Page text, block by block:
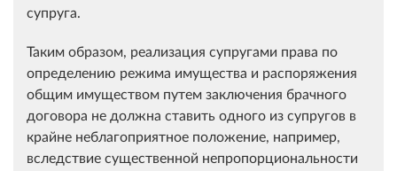
супруга.
Таким образом, реализация супругами права по
определению режима имущества и распоряжения
общим имуществом путем заключения брачного
договора не должна ставить одного из супругов в
крайне неблагоприятное положение, например,
вследствие существенной непропорциональности